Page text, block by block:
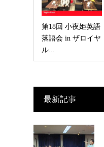
第18回 小夜姫英語
落語会 in ザロイヤ
ル...
最新記事